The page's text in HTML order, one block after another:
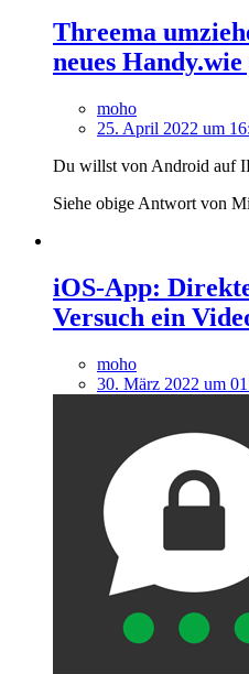
Threema
neues
moho
25. April 2022 um
Du willst von Android auf
Siehe obige Antwort von
iOS-App:
Versuch ein
moho
30. März 2022 um